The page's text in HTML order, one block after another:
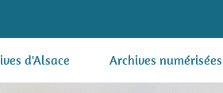
d'Alsace Archives numérisées